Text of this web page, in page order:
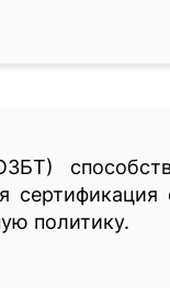
политику.